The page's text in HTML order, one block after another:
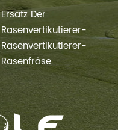
Ersatz Der
Rasenvertikutierer-
Rasenvertikutierer-
Rasenfräse